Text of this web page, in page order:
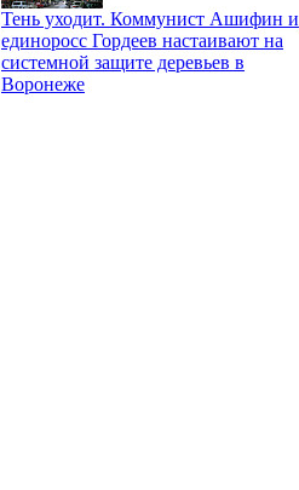
Тень уходит. Коммунист Ашифин и
единоросс Гордеев настаивают на
системной защите деревьев в
Воронеже